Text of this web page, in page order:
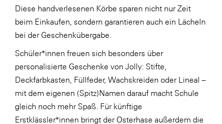
SKINUANCE®
Somfy
Sony DADC
SPIEGLTEC
STIHL Tirol
Trend Micro
TAG GmbH
Diese handverlesenen Körbe sparen nicht nur Zeit
beim Einkaufen, sondern garantieren auch ein Lächeln
bei der Geschenkübergabe.
Schüler*innen freuen sich besonders über
personalisierte Geschenke von Jolly: Stifte,
Deckfarbkasten, Füllfeder, Wachskreiden oder Lineal –
mit dem eigenen (Spitz)Namen darauf macht Schule
gleich noch mehr Spaß. Für künftige
Erstklässler*innen bringt der Osterhase außerdem die